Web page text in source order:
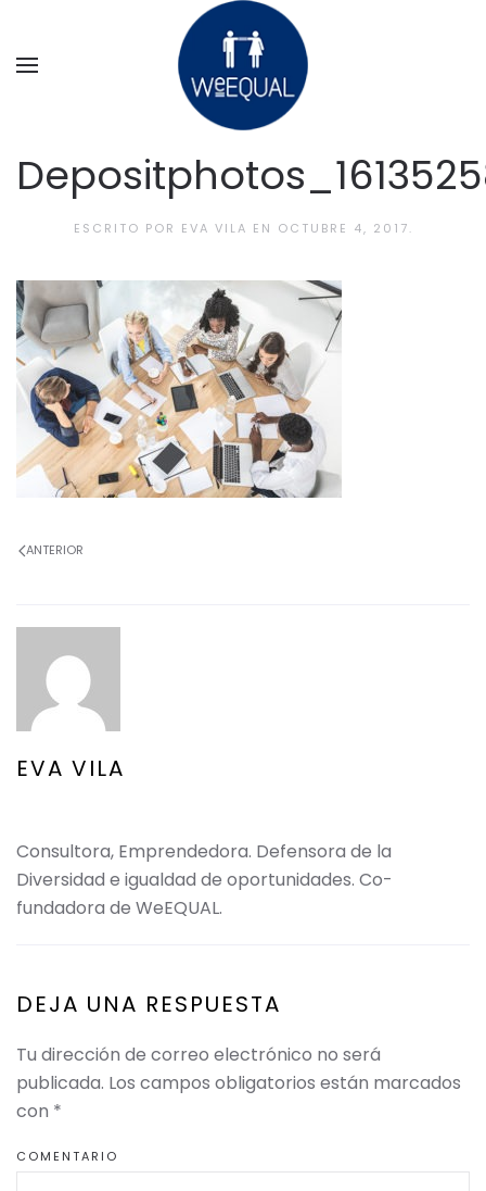
Ir al contenido principal
ESCRITO POR EVA VILA EN OCTUBRE 4, 2017.
ANTERIOR
EVA VILA
Consultora, Emprendedora. Defensora de la
Diversidad e igualdad de oportunidades. Co-
fundadora de WeEQUAL.
DEJA UNA RESPUESTA
Tu dirección de correo electrónico no será
publicada. Los campos obligatorios están marcados
con *
COMENTARIO